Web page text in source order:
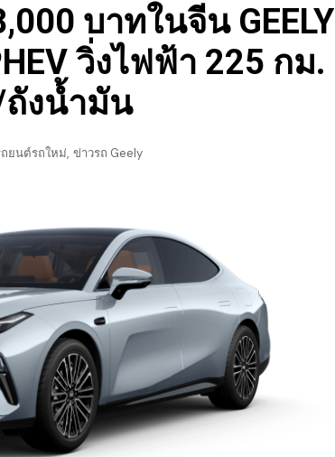
บาทในจีน GEELY
วิ่งไฟฟ้า 225 กม.
งน้ำมัน
ยนต์รถใหม่, ข่าวรถ Geely